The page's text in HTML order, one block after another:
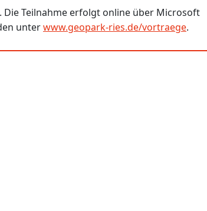
Teilnahme erfolgt online über Microsoft
unterwww.geopark-ries.de/vortraege.